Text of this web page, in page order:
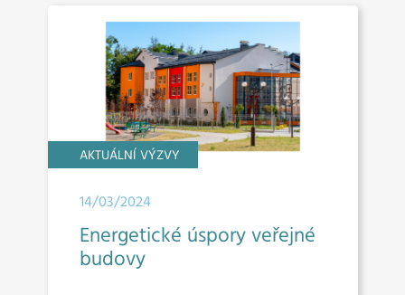
AKTUÁLNÍ VÝZVY
14/03/2024
Energetické úspory veřejné
budovy